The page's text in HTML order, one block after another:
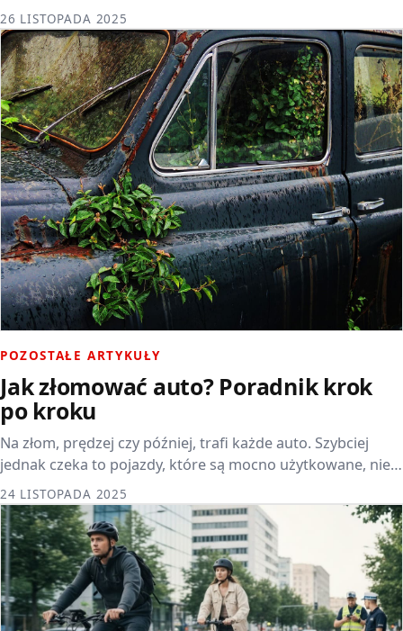
26 LISTOPADA 2025
POZOSTAŁE ARTYKUŁY
Jak złomować auto? Poradnik krok
po kroku
Na złom, prędzej czy później, trafi każde auto. Szybciej
jednak czeka to pojazdy, które są mocno użytkowane, nie…
24 LISTOPADA 2025